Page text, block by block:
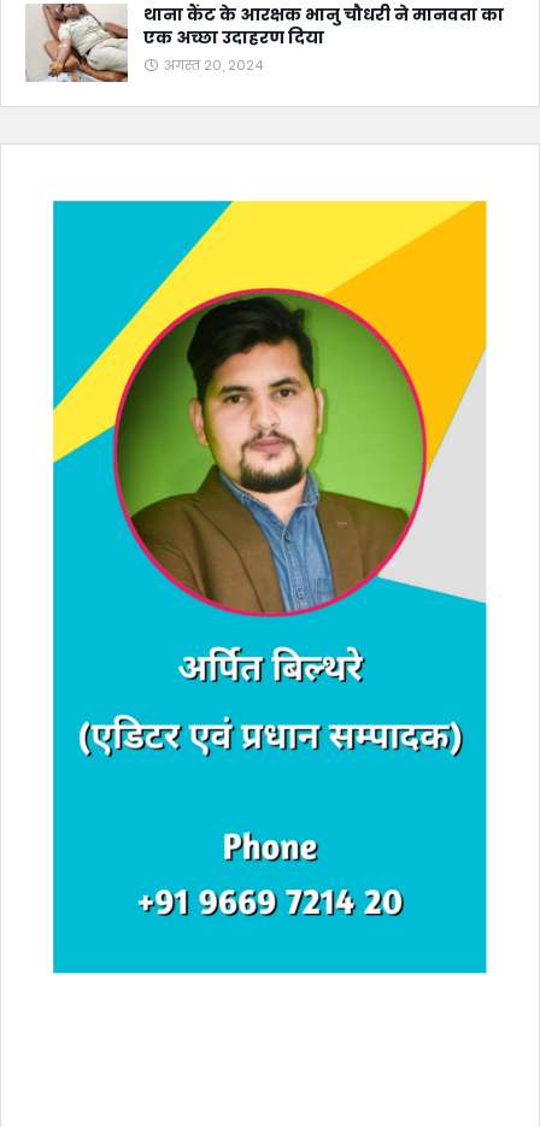
थाना कैंट के आरक्षक भानु चौधरी ने मानवता का
एक अच्छा उदाहरण दिया
अगस्त 20, 2024